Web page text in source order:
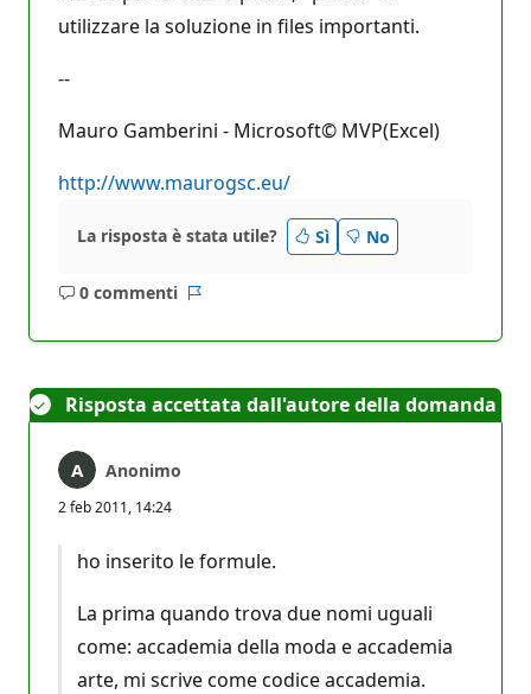
utilizzare la soluzione in files importanti.
--
Mauro Gamberini - Microsoft© MVP(Excel)
http://www.maurogsc.eu/
La risposta è stata utile? Sì No
0 commenti
Nessun
Risposta accettata dall'autore della domanda
Anonimo
2 feb 2011, 14:24
ho inserito le formule.
La prima quando trova due nomi uguali
come: accademia della moda e accademia
arte, mi scrive come codice accademia.